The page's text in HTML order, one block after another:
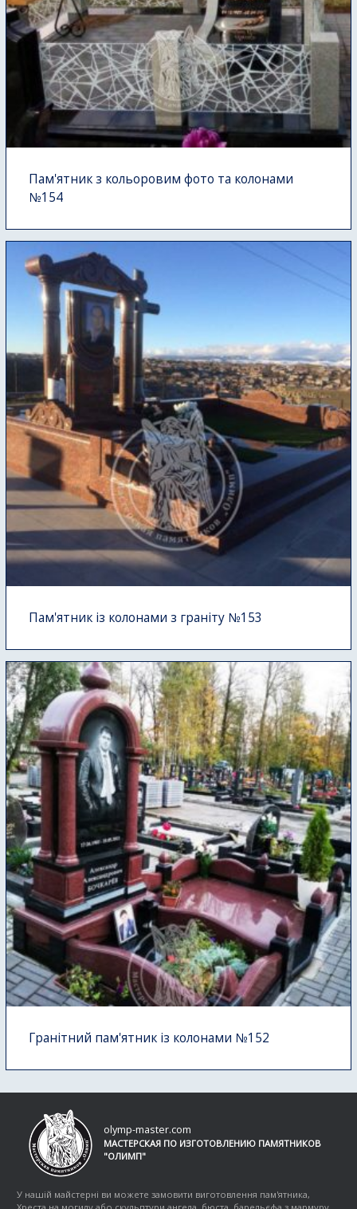
Пам'ятник з кольоровим фото та колонами
№154
Пам'ятник із колонами з граніту №153
Гранітний пам'ятник із колонами №152
olymp-master.com
МАСТЕРСКАЯ ПО ИЗГОТОВЛЕНИЮ ПАМЯТНИКОВ
"ОЛИМП"
У нашій майстерні ви можете замовити виготовлення пам'ятника,